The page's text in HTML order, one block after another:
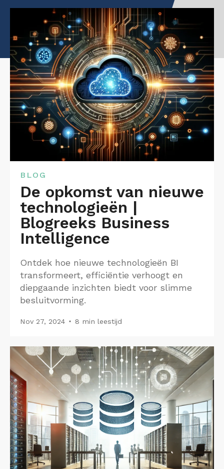
Interim
BLOG
De opkomst van nieuwe
technologieën |
Blogreeks Business
Intelligence
Ontdek hoe nieuwe technologieën BI
transformeert, efficiëntie verhoogt en
diepgaande inzichten biedt voor slimme
besluitvorming.
Nov 27, 2024 8 min leestijd